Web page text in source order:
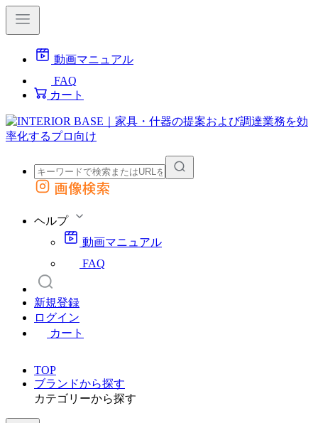
動画マニュアル
FAQ
カート
外部サイトの商品をカートに追加
画像検索
ヘルプ
動画マニュアル
FAQ
新規登録
ログイン
カート
TOP
ブランドから探す
カテゴリーから探す